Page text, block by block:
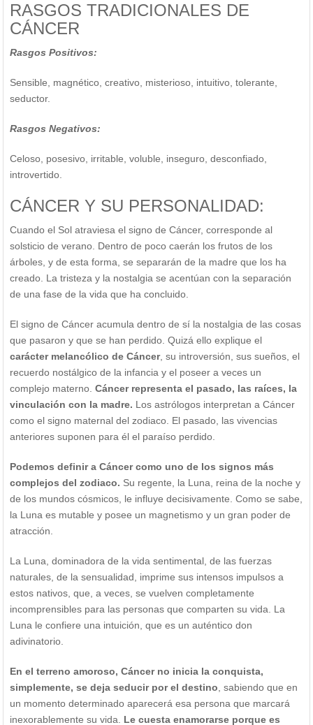
RASGOS TRADICIONALES DE
CÁNCER
Rasgos Positivos:
Sensible, magnético, creativo, misterioso, intuitivo, tolerante,
seductor.
Rasgos Negativos:
Celoso, posesivo, irritable, voluble, inseguro, desconfiado,
introvertido.
CÁNCER Y SU PERSONALIDAD:
Cuando el Sol atraviesa el signo de Cáncer, corresponde al
solsticio de verano. Dentro de poco caerán los frutos de los
árboles, y de esta forma, se separarán de la madre que los ha
creado. La tristeza y la nostalgia se acentúan con la separación
de una fase de la vida que ha concluido.
El signo de Cáncer acumula dentro de sí la nostalgia de las cosas
que pasaron y que se han perdido. Quizá ello explique el
carácter melancólico de Cáncer, su introversión, sus sueños, el
recuerdo nostálgico de la infancia y el poseer a veces un
complejo materno.Cáncer representa el pasado, las raíces, la
vinculación con la madre. Los astrólogos interpretan a Cáncer
como el signo maternal del zodiaco. El pasado, las vivencias
anteriores suponen para él el paraíso perdido.
Podemos definir a Cáncer como uno de los signos más
complejos del zodiaco. Su regente, la Luna, reina de la noche y
de los mundos cósmicos, le influye decisivamente. Como se sabe,
la Luna es mutable y posee un magnetismo y un gran poder de
atracción.
La Luna, dominadora de la vida sentimental, de las fuerzas
naturales, de la sensualidad, imprime sus intensos impulsos a
estos nativos, que, a veces, se vuelven completamente
incomprensibles para las personas que comparten su vida. La
Luna le confiere una intuición, que es un auténtico don
adivinatorio.
En el terreno amoroso, Cáncer no inicia la conquista,
simplemente, se deja seducir por el destino , sabiendo que en
un momento determinado aparecerá esa persona que marcará
inexorablemente su vida. Le cuesta enamorarse porque es